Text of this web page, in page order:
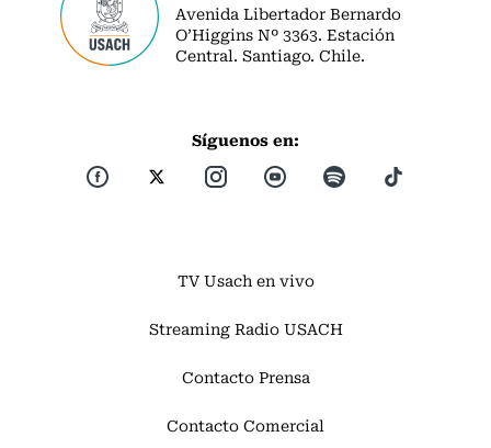
Avenida Libertador Bernardo
O’Higgins Nº 3363. Estación
Central. Santiago. Chile.
Síguenos en:
TV Usach en vivo
Streaming Radio USACH
Contacto Prensa
Contacto Comercial